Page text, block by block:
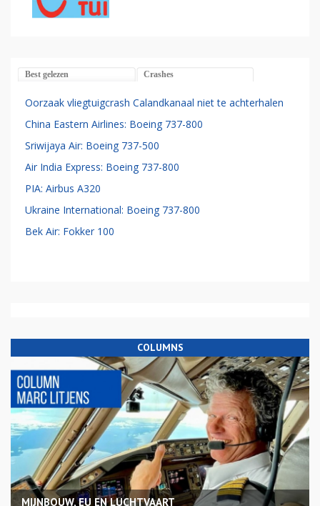
Best gelezen Crashes
Oorzaak vliegtuigcrash Calandkanaal niet te achterhalen
China Eastern Airlines: Boeing 737-800
Sriwijaya Air: Boeing 737-500
Air India Express: Boeing 737-800
PIA: Airbus A320
Ukraine International: Boeing 737-800
Bek Air: Fokker 100
COLUMNS
MIJNBOUW, EU EN LUCHTVAART